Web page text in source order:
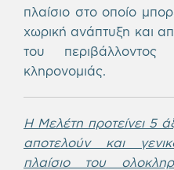
πλαίσιο στο οποίο
χωρική ανάπτυξη και
του περιβάλλοντος
κληρονομιάς.
Η Μελέτη προτείνει 5
αποτελούν και
πλαίσιο του